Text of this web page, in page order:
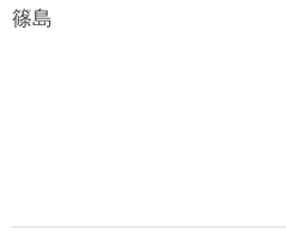
篠島